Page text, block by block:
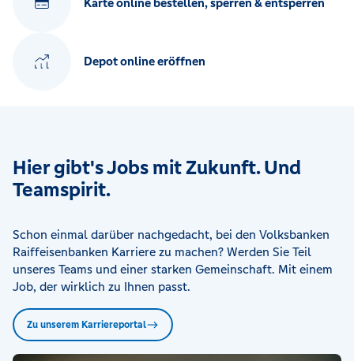
Depot online eröffnen
Hier gibt's Jobs mit Zukunft. Und
Teamspirit.
Schon einmal darüber nachgedacht, bei den Volksbanken
Raiffeisenbanken Karriere zu machen? Werden Sie Teil
unseres Teams und einer starken Gemeinschaft. Mit einem
Job, der wirklich zu Ihnen passt.
Zu unserem Karriereportal